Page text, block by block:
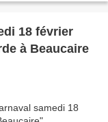
18 février
à Beaucaire